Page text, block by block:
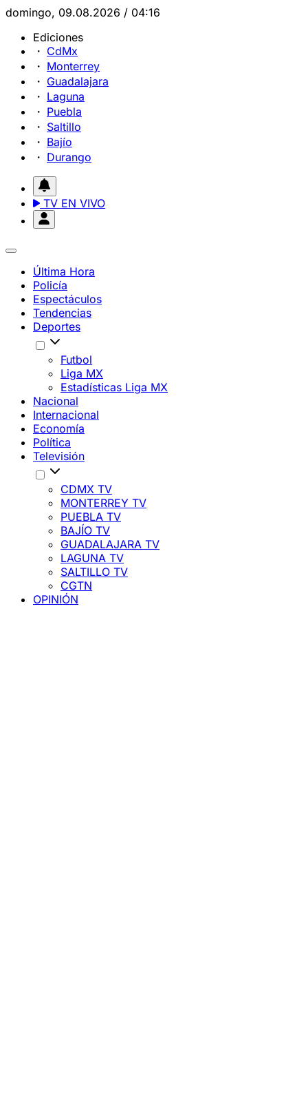
domingo, 09.08.2026 / 04:16
Ediciones
CdMx
Monterrey
Guadalajara
Laguna
Puebla
Saltillo
Bajío
Durango
TV EN VIVO
Última Hora
Policía
Espectáculos
Tendencias
Deportes
Futbol
Liga MX
Estadísticas Liga MX
Nacional
Internacional
Economía
Política
Televisión
CDMX TV
MONTERREY TV
PUEBLA TV
BAJÍO TV
GUADALAJARA TV
LAGUNA TV
SALTILLO TV
CGTN
OPINIÓN